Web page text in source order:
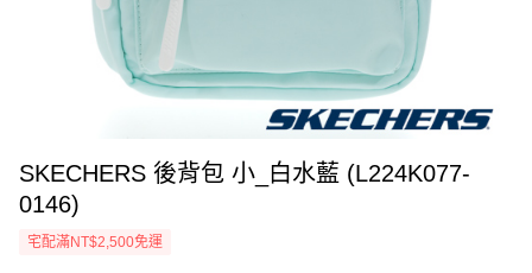
SKECHERS 後背包 小_白水藍 (L224K077-
0146)
宅配滿NT$2,500免運